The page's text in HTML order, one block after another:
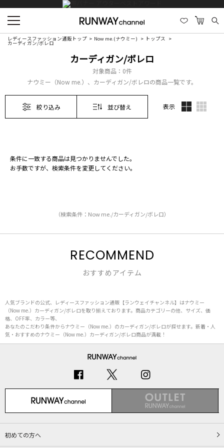
レディースファッション通販トップ Now me.(ナウミー) トップス
カーディガン/ボレロ
カーディガン/ボレロ
対象商品： 0件
ナウミー（Now me.）、カーディガン/ボレロの商品一覧です。
絞り込み 並び替え 表示
条件に一致する商品は見つかりませんでした。
お手数ですが、検索条件を変更してください。
（検索条件：Now me./カーディガン/ボレロ）
RECOMMEND
おすすめアイテム
人気ブランドの公式、レディースファッション通販【ランウェイチャンネル】はナウミー
（Now me.）カーディガン/ボレロを取り揃えております。商品カテゴリーの他、サイズ、価
格、OFF率、カラー等、
あなたのこだわり条件からナウミー（Now me.）のカーディガン/ボレロが探せます。新着・人
気・おすすめのナウミー（Now me.）カーディガン/ボレロ商品が満載！
初めての方へ